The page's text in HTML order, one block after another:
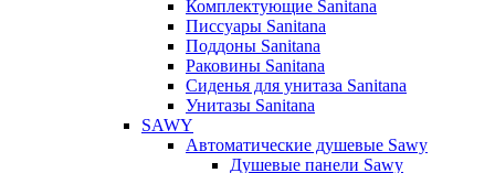
Комплектующие Sanitana
Писсуары Sanitana
Поддоны Sanitana
Раковины Sanitana
Сиденья для унитаза Sanitana
Унитазы Sanitana
SAWY
Автоматические душевые Sawy
Душевые панели Sawy